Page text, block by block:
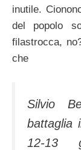
inutile.
del popolo
filastrocca,
che
Silvio
battaglia
12-13